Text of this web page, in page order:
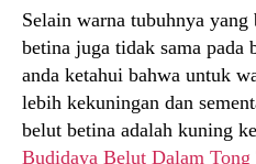
Selain warna tubuhnya
betina juga tidak sama pada
anda ketahui bahwa untuk
lebih kekuningan dan
belut betina adalah kuning
Budidaya Belut Dalam Tong